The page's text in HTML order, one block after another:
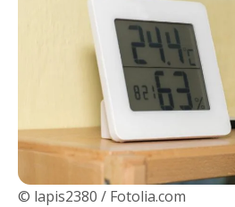
© lapis2380 / Fotolia.com